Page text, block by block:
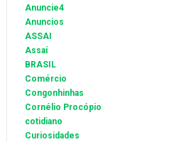
Anuncie4
Anuncios
ASSAI
Assaí
BRASIL
Comércio
Congonhinhas
Cornélio Procópio
cotidiano
Curiosidades